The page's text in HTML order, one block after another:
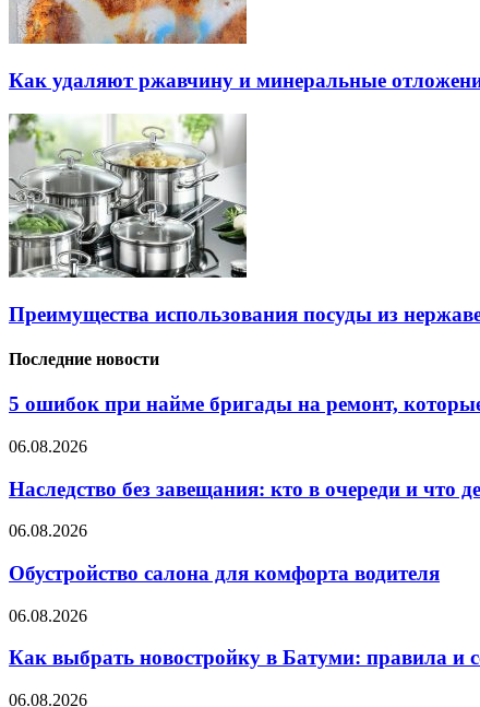
Как удаляют ржавчину и минеральные
Преимущества использования посуды из
Последние новости
5 ошибок при найме бригады на ремонт,
06.08.2026
Наследство без завещания: кто в очереди и что
06.08.2026
Обустройство салона для комфорта водителя
06.08.2026
Как выбрать новостройку в Батуми: правила и
06.08.2026